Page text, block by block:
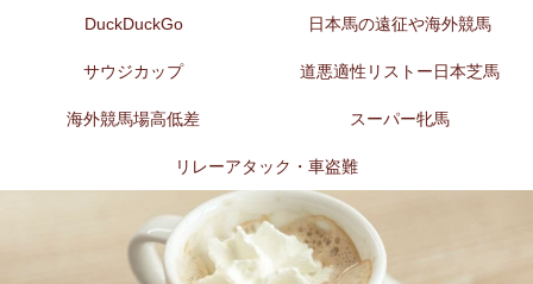
DuckDuckGo 日本馬の遠征や海外競馬
サウジカップ 道悪適性リストー日本芝馬
海外競馬場高低差 スーパー牝馬
リレーアタック・車盗難